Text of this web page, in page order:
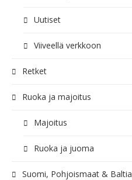
Uutiset
Viiveellä verkkoon
Retket
Ruoka ja majoitus
Majoitus
Ruoka ja juoma
Suomi, Pohjoismaat & Baltia